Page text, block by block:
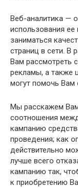
Веб-аналитика —
использования
заниматься
страниц в сети. В
Вам рассмотреть
рекламы, а также
могут помочь Вам
Мы расскажем
соотношения
кампанию
проведения; как
действительно
лучше всего
кампанию так,
к приобретению